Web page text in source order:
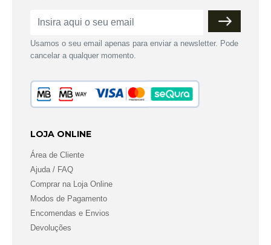
Usamos o seu email apenas para enviar a newsletter. Pode
cancelar a qualquer momento.
LOJA ONLINE
Área de Cliente
Ajuda / FAQ
Comprar na Loja Online
Modos de Pagamento
Encomendas e Envios
Devoluções